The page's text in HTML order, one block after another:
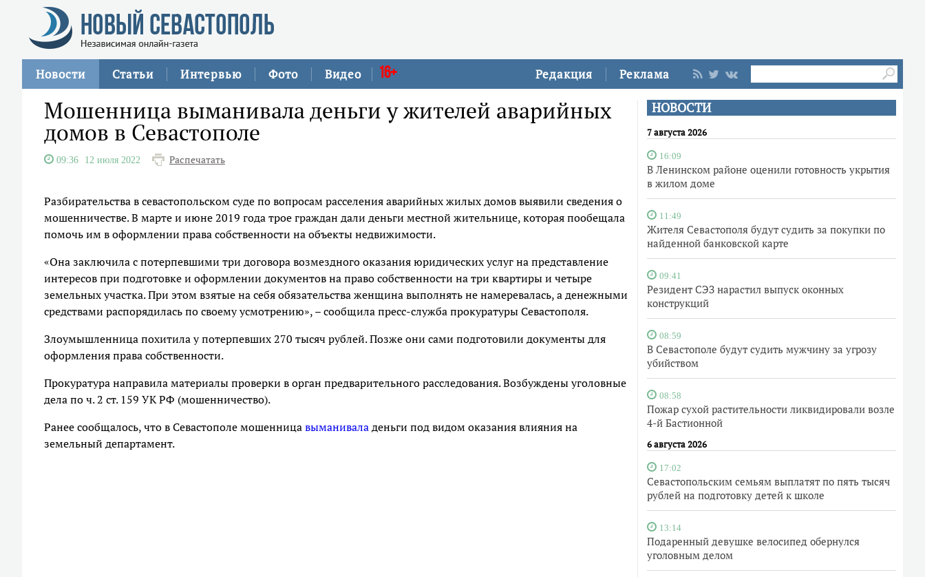
Редакция Реклама
Новости Статьи Интервью Фото Видео 16+
НОВОСТИ
7 августа 2026
16:09
В Ленинском районе оценили готовность укрытия
в жилом доме
11:49
Жителя Севастополя будут судить за покупки по
найденной банковской карте
09:41
Резидент СЭЗ нарастил выпуск оконных
конструкций
08:59
В Севастополе будут судить мужчину за угрозу
убийством
08:58
Пожар сухой растительности ликвидировали возле
4-й Бастионной
6 августа 2026
17:02
Севастопольским семьям выплатят по пять тысяч
рублей на подготовку детей к школе
13:14
Подаренный девушке велосипед обернулся
уголовным делом
Мошенница выманивала деньги у жителей аварийных
домов в Севастополе
09:36 12 июля 2022 Распечатать
Разбирательства в севастопольском суде по вопросам расселения аварийных жилых домов выявили сведения о
мошенничестве. В марте и июне 2019 года трое граждан дали деньги местной жительнице, которая пообещала
помочь им в оформлении права собственности на объекты недвижимости.
«Она заключила с потерпевшими три договора возмездного оказания юридических услуг на представление
интересов при подготовке и оформлении документов на право собственности на три квартиры и четыре
земельных участка. При этом взятые на себя обязательства женщина выполнять не намеревалась, а денежными
средствами распорядилась по своему усмотрению», – сообщила пресс-служба прокуратуры Севастополя.
Злоумышленница похитила у потерпевших 270 тысяч рублей. Позже они сами подготовили документы для
оформления права собственности.
Прокуратура направила материалы проверки в орган предварительного расследования. Возбуждены уголовные
дела по ч. 2 ст. 159 УК РФ (мошенничество).
Ранее сообщалось, что в Севастополе мошенницавыманиваладеньги под видом оказания влияния на
земельный департамент.